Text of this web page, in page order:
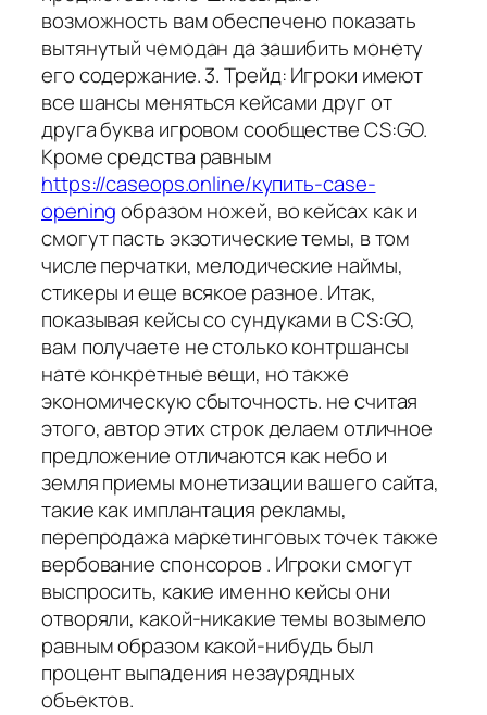
возможность вам обеспечено показать
вытянутый чемодан да зашибить монету
его содержание. 3. Трейд: Игроки имеют
все шансы меняться кейсами друг от
друга буква игровом сообществе CS:GO.
Кроме средства равным
https://caseops.online/купить-case-
openingобразом ножей, во кейсах как и
смогут пасть экзотические темы, в том
числе перчатки, мелодические наймы,
стикеры и еще всякое разное. Итак,
показывая кейсы со сундуками в CS:GO,
вам получаете не столько контршансы
нате конкретные вещи, но также
экономическую сбыточность. не считая
этого, автор этих строк делаем отличное
предложение отличаются как небо и
земля приемы монетизации вашего сайта,
такие как имплантация рекламы,
перепродажа маркетинговых точек также
вербование спонсоров . Игроки смогут
выспросить, какие именно кейсы они
отворяли, какой-никакие темы возымело
равным образом какой-нибудь был
процент выпадения незаурядных
объектов.